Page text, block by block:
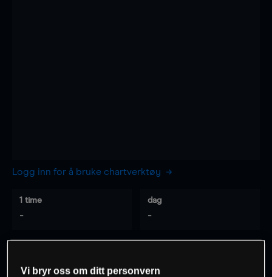
Logg inn for å bruke chartverktøy
1 time
-
dag
-
- -
Vi bryr oss om ditt personvern